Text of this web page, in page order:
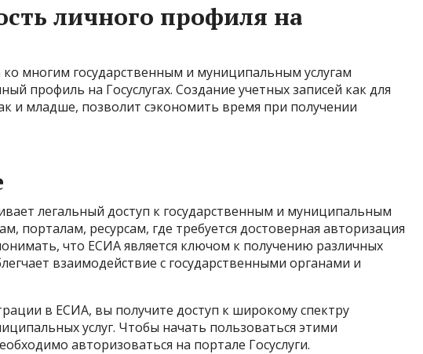
личного профиля на
ко многим государственным и муниципальным услугам
профиль на Госуслугах. Создание учетных записей как для
и младше, позволит сэкономить время при получении
легальный доступ к государственным и муниципальным
порталам, ресурсам, где требуется достоверная авторизация
что ЕСИА является ключом к получению различных
взаимодействие с государственными органами и
в ЕСИА, вы получите доступ к широкому спектру
услуг. Чтобы начать пользоваться этими
авторизоваться на портале Госуслуги.